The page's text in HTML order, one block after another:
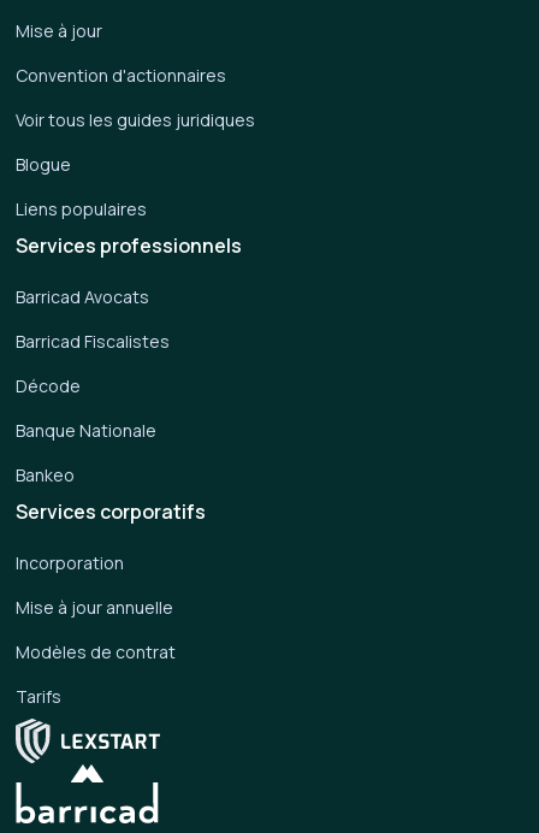
Services corporatifs
Incorporation
Mise à jour annuelle
Modèles de contrat
Tarifs
Services professionnels
Barricad Avocats
Barricad Fiscalistes
Décode
Banque Nationale
Bankeo
Mise à jour
Convention d'actionnaires
Voir tous les guides juridiques
Blogue
Liens populaires